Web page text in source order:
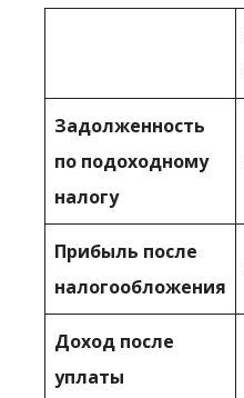
Задолженность
по подоходному
налогу
Прибыль после
налогообложения
Доход после
уплаты